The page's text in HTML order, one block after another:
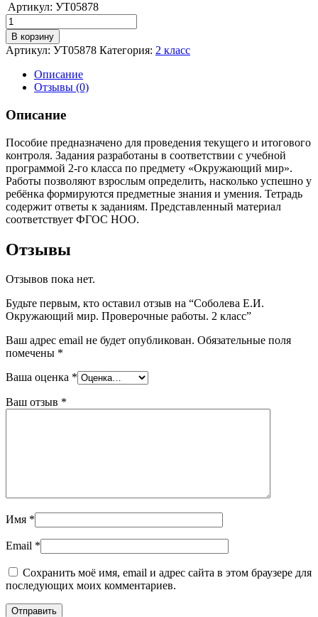
Артикул: УТ05878
Количество
Соболева
Е.И.
Окружающий
мир.
Проверочные
работы.
2
класс
В корзину
Артикул: УТ05878 Категория: 2 класс
Описание
Отзывы (0)
Описание
Пособие предназначено для проведения текущего и итогового
контроля. Задания разработаны в соответствии с учебной
программой 2-го класса по предмету «Окружающий мир».
Работы позволяют взрослым определить, насколько успешно у
ребёнка формируются предметные знания и умения. Тетрадь
содержит ответы к заданиям. Представленный материал
соответствует ФГОС НОО.
Отзывы
Отзывов пока нет.
Будьте первым, кто оставил отзыв на “Соболева Е.И.
Окружающий мир. Проверочные работы. 2 класс”
Ваш адрес email не будет опубликован. Обязательные поля
помечены *
Ваша оценка *
Ваш отзыв *
Имя *
Email *
Сохранить моё имя, email и адрес сайта в этом браузере для
последующих моих комментариев.